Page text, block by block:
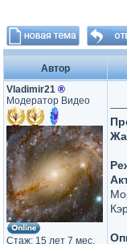
Автор
Vladimir21 ®
Модератор Видео
Стаж: 15 лет 7 мес.